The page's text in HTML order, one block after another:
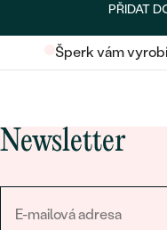
PŘIDAT
Šperk vám
Newsletter